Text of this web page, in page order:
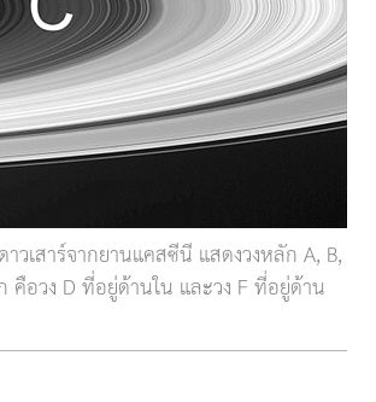
วเสาร์จากยานแคสซีนี แสดงวงหลัก A, B,
คือวง D ที่อยู่ด้านใน และวง F ที่อยู่ด้าน